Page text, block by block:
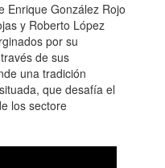
Enrique González Rojo
y Roberto López
por su
de sus
una tradición
que desafía el
los sectore